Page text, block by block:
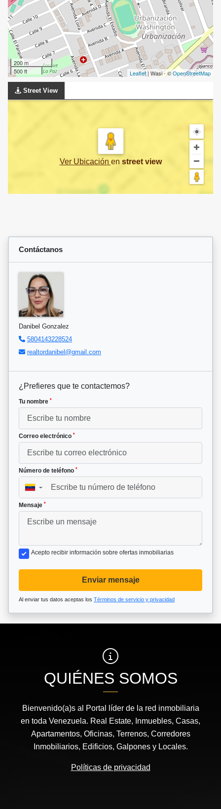
200 m
500 ft
Leaflet| Wasi - ©OpenStreetMap
Street View
Ver Ubicación en street view
Contáctanos
Danibel Gonzalez
5804143228524
realtordanibel@gmail.com
¿Prefieres que te contactemos?
Tu nombre *
Correo electrónico *
Número de teléfono *
▼
Mensaje *
Acepto recibir información sobre ofertas inmobiliarias
Enviar mensaje
Al enviar tus datos aceptas los Términos de servicio y privacidad
QUIÉNES SOMOS
Bienvenido(a)s al Portal líder de la red inmobiliaria
en toda Venezuela. Real Estate, Inmuebles, Casas,
Apartamentos, Oficinas, Terrenos, Corredores
Inmobiliarios, Edificios, Galpones y Locales.
Políticas de privacidad